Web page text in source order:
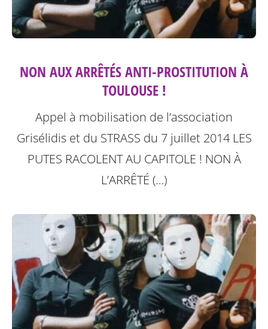
NON AUX ARRÊTÉS ANTI-PROSTITUTION À
TOULOUSE !
Appel à mobilisation de l’association
Grisélidis et du STRASS du 7 juillet 2014 LES
PUTES RACOLENT AU CAPITOLE ! NON À
L’ARRÊTÉ (…)